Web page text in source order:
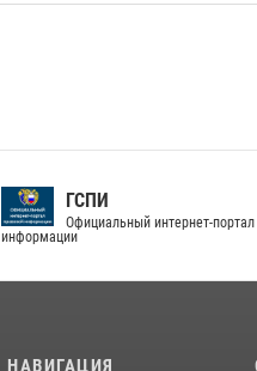
ГСПИ
Официальный интернет-
информации
НАВИГАЦИЯ